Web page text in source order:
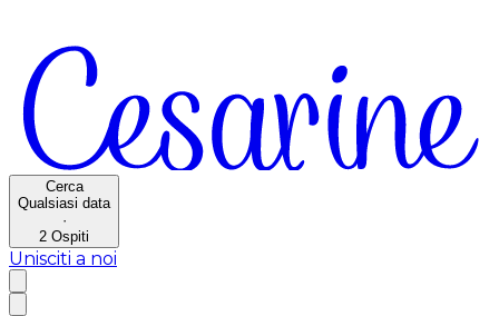
Cerca
Qualsiasi data
·
2 Ospiti
Unisciti a noi